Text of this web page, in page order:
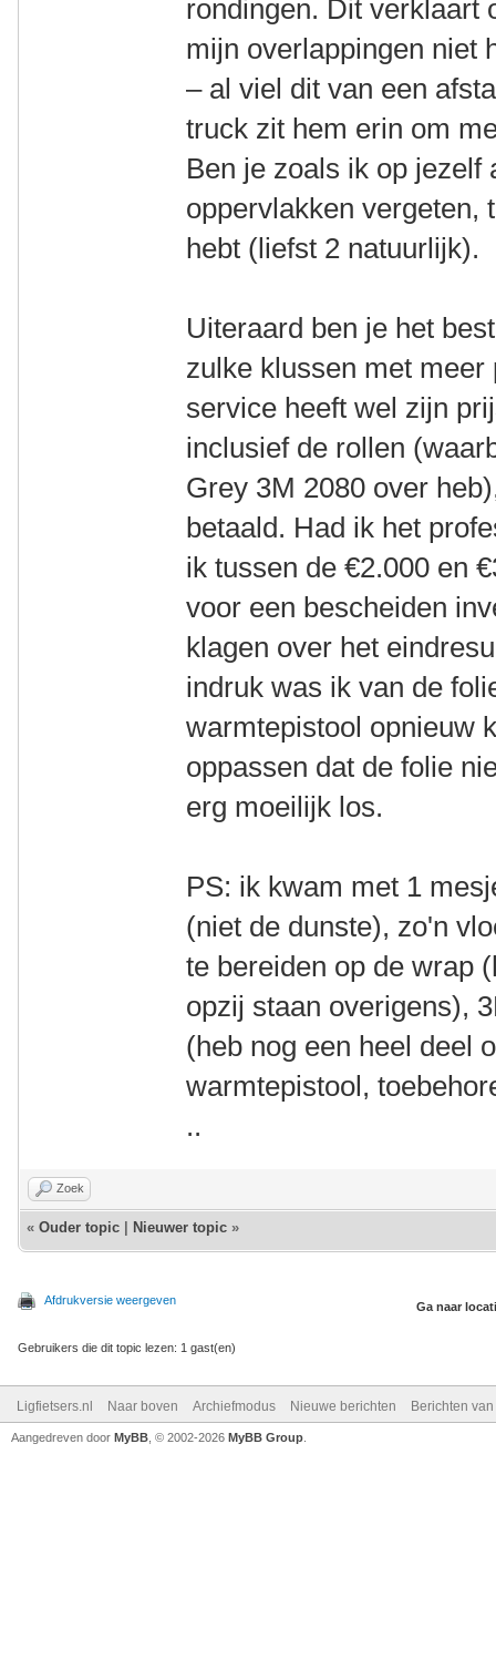
rondingen. Dit verklaart
mijn overlappingen niet
– al viel dit van een
truck zit hem erin om
Ben je zoals ik op jezelf
oppervlakken vergeten,
hebt (liefst 2 natuurlijk).
Uiteraard ben je het
zulke klussen met
service heeft wel zijn
inclusief de rollen
Grey 3M 2080 over
betaald. Had ik het
ik tussen de €2.000 en
voor een bescheiden
klagen over het
indruk was ik van de
warmtepistool opnieuw
oppassen dat de folie
erg moeilijk los.
PS: ik kwam met 1
(niet de dunste), zo'n
te bereiden op de wrap
opzij staan overigens),
(heb nog een heel deel
warmtepistool,
..
Zoek
« Ouder topic Nieuwer topic »
Afdrukversie weergeven Ga naar
Gebruikers die dit topic lezen: 1 gast(en)
Ligfietsers.nl Naar boven Archiefmodus Nieuwe berichten Berichten
Aangedreven door MyBB , © 2002-2026 MyBB Group